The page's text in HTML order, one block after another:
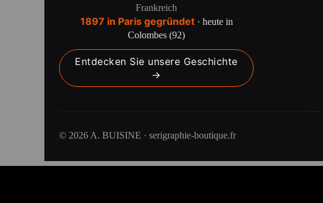
Frankreich
1897 in Paris gegründet· heute in
Colombes (92)
Entdecken Sie unsere Geschichte
→
© 2026 A. BUISINE · serigraphie-boutique.fr